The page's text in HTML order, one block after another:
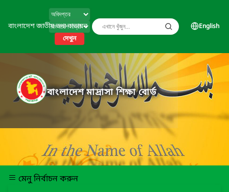
বাংলাদেশ জাতীয় তথ্য বাতায়ন
দেখুন
English
বাংলাদেশ মাদ্রাসা শিক্ষা বোর্ড
মেনু নির্বাচন করুন